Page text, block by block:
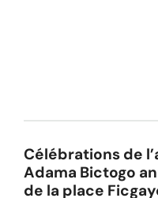
Célébrations de
Adama Bictogo
de la place